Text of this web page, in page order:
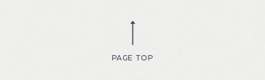
PAGE TOP